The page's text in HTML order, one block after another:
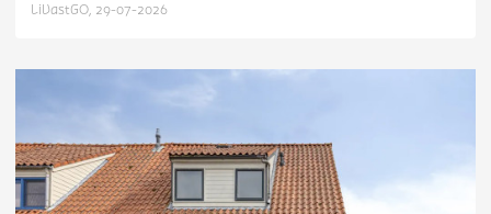
LiVastGO, 29-07-2026